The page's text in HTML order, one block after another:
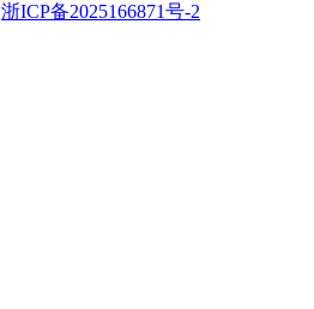
浙ICP备2025166871号-2